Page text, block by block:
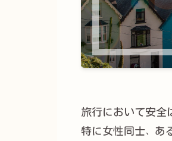
旅行において安全
特に女性同士、あ